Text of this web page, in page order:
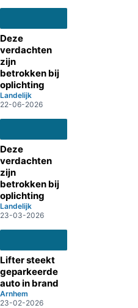
Deze
verdachten
zijn
betrokken bij
oplichting
Landelijk
22-06-2026
Deze
verdachten
zijn
betrokken bij
oplichting
Landelijk
23-03-2026
Lifter steekt
geparkeerde
auto in brand
Arnhem
23-02-2026